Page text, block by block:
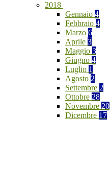
2018
Gennaio 4
Febbraio 4
Marzo 6
Aprile 3
Maggio 3
Giugno 4
Luglio 1
Agosto 2
Settembre 2
Ottobre 28
Novembre 20
Dicembre 17